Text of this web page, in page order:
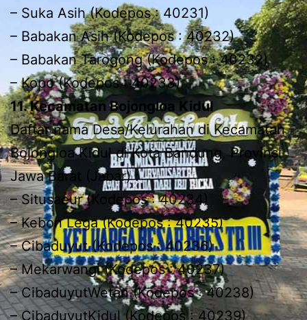
– Suka Asih (Kodepos : 40231)
– Babakan Asih (Kodepos : 40232)
– Babakan Tarogong (Kodepos : 40232)
– Kopo (Kodepos : 40233)
11. Kecamatan Bojongloa Kidul
Daftar nama Desa/Kelurahan di Kecamatan
Bojongloa Kidul di Kota Bandung, Provinsi
Jawa Barat (Jabar) :
– Situsaeur (Kodepos : 40234)
– Kebon Lega (Kodepos : 40235)
– Cibaduyut (Kodepos : 40236)
– Mekarwangi (Kodepos : 40237)
– CibaduyutWetan (Kodepos : 40238)
– CibaduyutKidul (Kodepos : 40239)